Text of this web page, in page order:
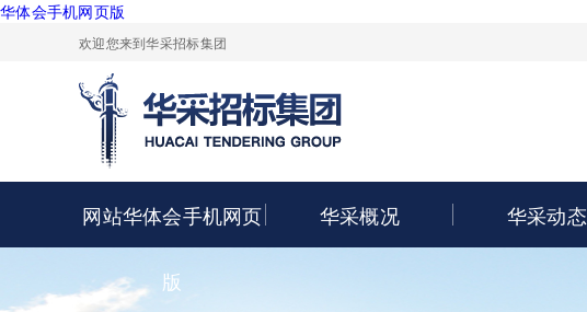
华体会手机网页版
欢迎您来到华采招标集团
网站华体会手机网页
版
华采概况 华采动态